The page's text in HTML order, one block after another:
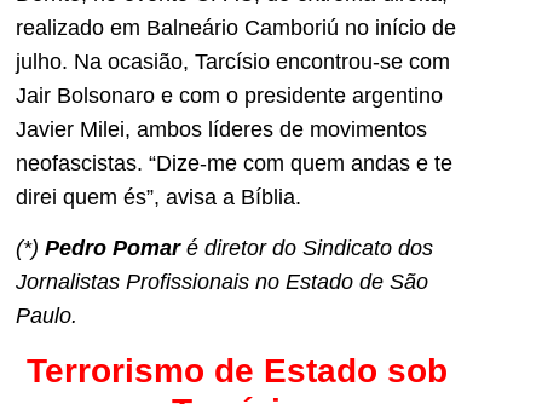
realizado em Balneário Camboriú no início de
julho. Na ocasião, Tarcísio encontrou-se com
Jair Bolsonaro e com o presidente argentino
Javier Milei, ambos líderes de movimentos
neofascistas. “Dize-me com quem andas e te
direi quem és”, avisa a Bíblia.
(*) Pedro Pomaré diretor do Sindicato dos
Jornalistas Profissionais no Estado de São
Paulo.
Terrorismo de Estado sob